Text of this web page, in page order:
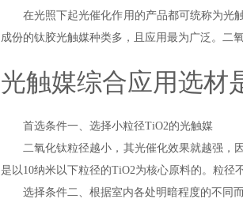
在光照下起光催化作用的产品都可统称为光触
成份的钛胶光触媒种类多，且应用最为广泛。二
光触媒综合应用选材
首选条件一、选择小粒径TiO2的光触媒
二氧化钛粒径越小，其光催化效果就越强，因
是以10纳米以下粒径的TiO2为核心原料的。粒径
选择条件二、根据室内各处明暗程度的不同